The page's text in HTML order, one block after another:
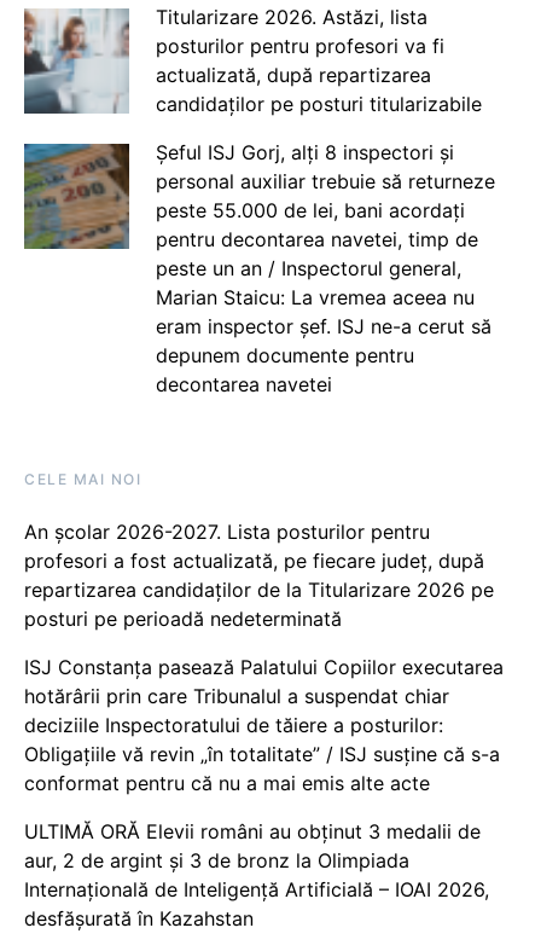
Titularizare 2026. Astăzi, lista
posturilor pentru profesori va fi
actualizată, după repartizarea
candidaților pe posturi titularizabile
Șeful ISJ Gorj, alți 8 inspectori și
personal auxiliar trebuie să returneze
peste 55.000 de lei, bani acordați
pentru decontarea navetei, timp de
peste un an / Inspectorul general,
Marian Staicu: La vremea aceea nu
eram inspector șef. ISJ ne-a cerut să
depunem documente pentru
decontarea navetei
CELE MAI NOI
An școlar 2026-2027. Lista posturilor pentru
profesori a fost actualizată, pe fiecare județ, după
repartizarea candidaților de la Titularizare 2026 pe
posturi pe perioadă nedeterminată
ISJ Constanța pasează Palatului Copiilor executarea
hotărârii prin care Tribunalul a suspendat chiar
deciziile Inspectoratului de tăiere a posturilor:
Obligațiile vă revin „în totalitate” / ISJ susține că s-a
conformat pentru că nu a mai emis alte acte
ULTIMĂ ORĂ Elevii români au obținut 3 medalii de
aur, 2 de argint și 3 de bronz la Olimpiada
Internațională de Inteligență Artificială – IOAI 2026,
desfășurată în Kazahstan